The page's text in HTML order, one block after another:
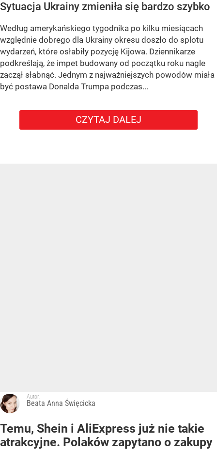
Sytuacja Ukrainy zmieniła się bardzo szybko
Według amerykańskiego tygodnika po kilku miesiącach
względnie dobrego dla Ukrainy okresu doszło do splotu
wydarzeń, które osłabiły pozycję Kijowa. Dziennikarze
podkreślają, że impet budowany od początku roku nagle
zaczął słabnąć. Jednym z najważniejszych powodów miała
być postawa Donalda Trumpa podczas...
CZYTAJ DALEJ
Autor:
Beata Anna Święcicka
Temu, Shein i AliExpress już nie takie
atrakcyjne. Polaków zapytano o zakupy